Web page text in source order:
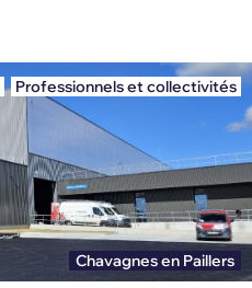
Chavagnes en Paillers
, Professionnels et collectivités